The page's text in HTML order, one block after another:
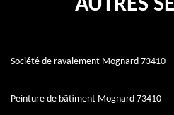
AUTRES
Société de ravalement Mognard 73410
Peinture de bâtiment Mognard 73410